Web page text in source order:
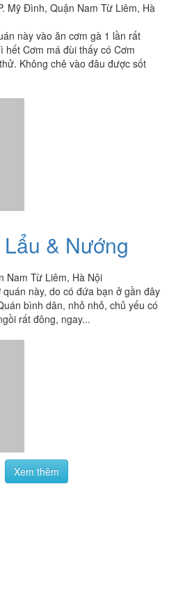
Mỹ Đình, Quận Nam Từ Liêm, Hà
này vào ăn cơm gà 1 lần rất
hết Cơm má đùi thấy có Cơm
Không chê vào đâu được sốt
Lẩu & Nướng
Nam Từ Liêm, Hà Nội
này, do có đứa bạn ở gần đây
bình dân, nhỏ nhỏ, chủ yếu có
rất đông, ngay...
Xem thêm